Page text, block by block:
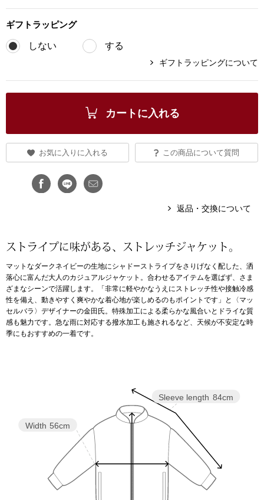
集
タログ
ダーウェア
ン雑貨
ショルダーバ
リュック･バッ
ボストンバッグ
スーツケース
スリップオン
レースアップ
ギフト ラッピング
しない する
ギフトラッピングについて
カートに入れる
お気に入りに入れる この商品について質問
返品・交換について
ストライプに味がある、ストレッチジャケット。
マットなダークネイビーの生地にシャドーストライプをさりげなく配した、洒
落心に富んだ大人のカジュアルジャケット。合わせるアイテムを選ばず、さま
ざまなシーンで活躍します。「非常に軽やかなうえにストレッチ性や接触冷感
性を備え、動きやすく爽やかな着心地が楽しめるのもポイントです」と〈マッ
セルバラ〉デザイナーの金田氏。特殊加工による柔らかな風合いとドライな質
感も魅力です。急な雨に対応する撥水加工も施されるなど、天候が不安定な時
季にもおすすめの一着です。
Sleeve length 84cm
Width 56cm